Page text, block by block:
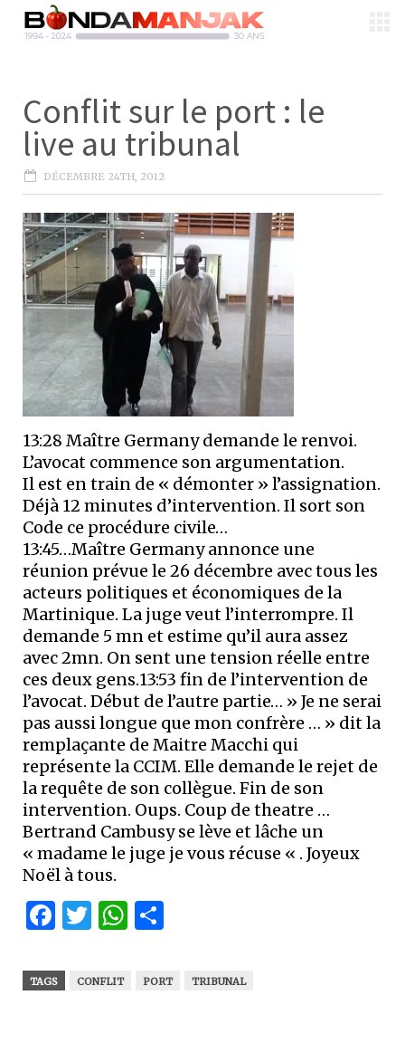
Conflit sur le port : le
live au tribunal
DÉCEMBRE 24TH, 2012
13:28 Maître Germany demande le renvoi.
L’avocat commence son argumentation.
Il est en train de « démonter » l’assignation.
Déjà 12 minutes d’intervention. Il sort son
Code ce procédure civile…
13:45…Maître Germany annonce une
réunion prévue le 26 décembre avec tous les
acteurs politiques et économiques de la
Martinique. La juge veut l’interrompre. Il
demande 5 mn et estime qu’il aura assez
avec 2mn. On sent une tension réelle entre
ces deux gens.13:53 fin de l’intervention de
l’avocat. Début de l’autre partie… » Je ne serai
pas aussi longue que mon confrère … » dit la
remplaçante de Maitre Macchi qui
représente la CCIM. Elle demande le rejet de
la requête de son collègue. Fin de son
intervention. Oups. Coup de theatre …
Bertrand Cambusy se lève et lâche un
« madame le juge je vous récuse « . Joyeux
Noël à tous.
Facebook
Twitter
WhatsApp
TAGS CONFLIT PORT TRIBUNAL